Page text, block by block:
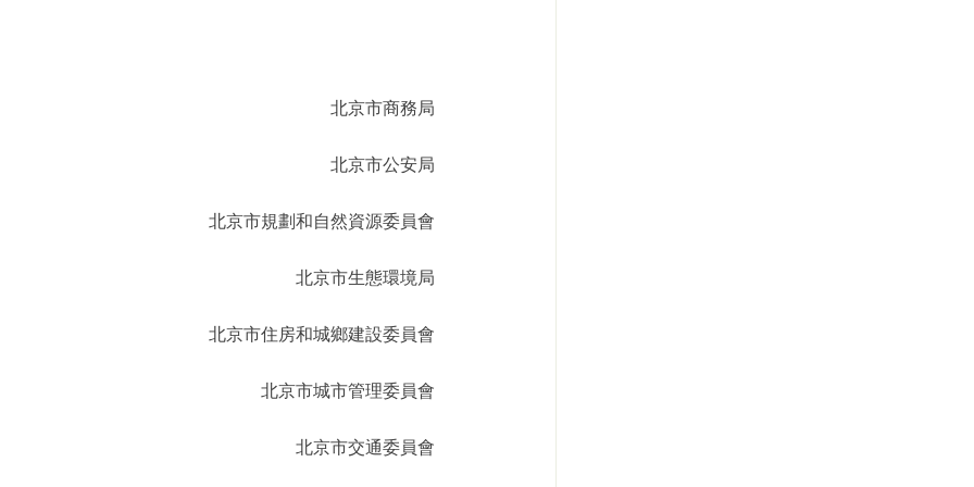
北京市商務局
北京市公安局
北京市規劃和自然資源委員會
北京市生態環境局
北京市住房和城鄉建設委員會
北京市城市管理委員會
北京市交通委員會